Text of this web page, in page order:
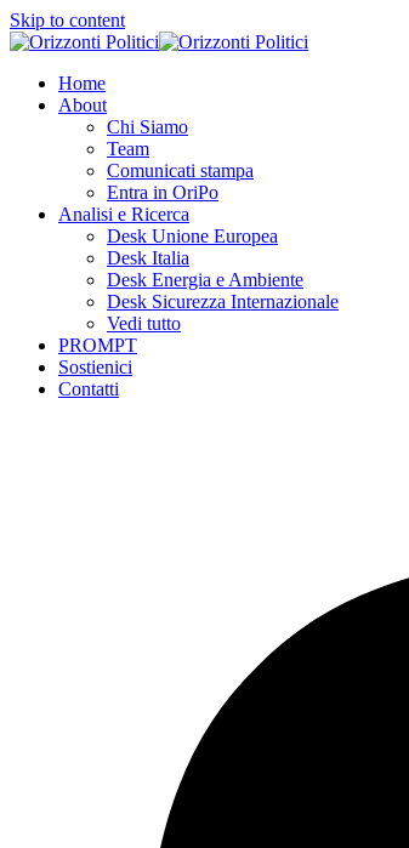
Skip to content
Home
About
Chi Siamo
Team
Comunicati stampa
Entra in OriPo
Analisi e Ricerca
Desk Unione Europea
Desk Italia
Desk Energia e Ambiente
Desk Sicurezza Internazionale
Vedi tutto
PROMPT
Sostienici
Contatti